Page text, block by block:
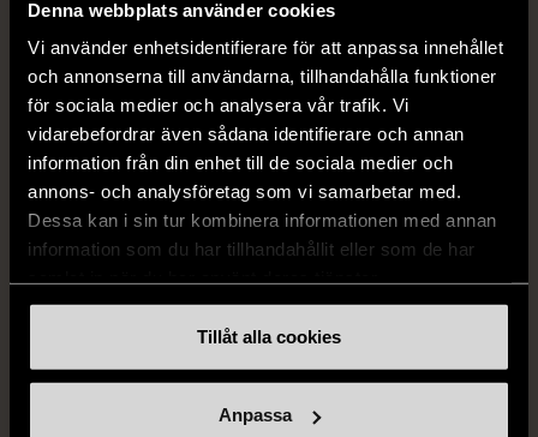
Denna webbplats använder cookies
Vi använder enhetsidentifierare för att anpassa innehållet
och annonserna till användarna, tillhandahålla funktioner
för sociala medier och analysera vår trafik. Vi
vidarebefordrar även sådana identifierare och annan
information från din enhet till de sociala medier och
annons- och analysföretag som vi samarbetar med.
Dessa kan i sin tur kombinera informationen med annan
information som du har tillhandahållit eller som de har
Tillåt alla cookies
Anpassa
1/5
Nytt skick
1/5
H&M
Salviagrön